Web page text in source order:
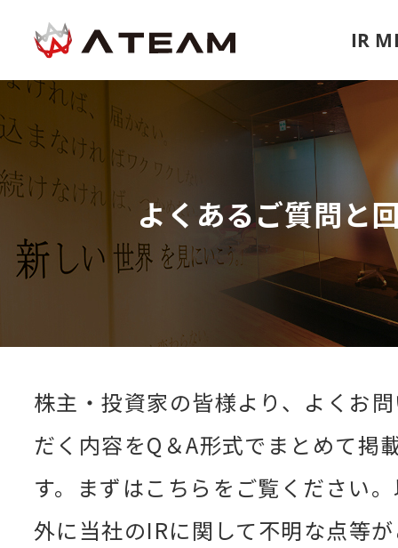
IR
よくあるご質問と
株主・投資家の皆様より、よくお
だく内容をQ＆A形式でまとめて掲
す。まずはこちらをご覧ください
外に当社のIRに関して不明な点等